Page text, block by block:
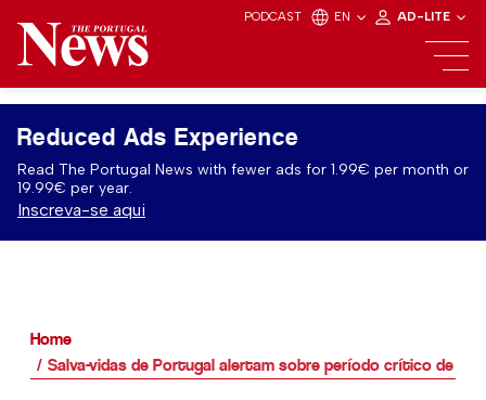
PODCAST EN AD-LITE
Reduced Ads Experience
Read The Portugal News with fewer ads for 1.99€ per month or
19.99€ per year.
Inscreva-se aqui
Home
Salva-vidas de Portugal alertam sobre período crítico de